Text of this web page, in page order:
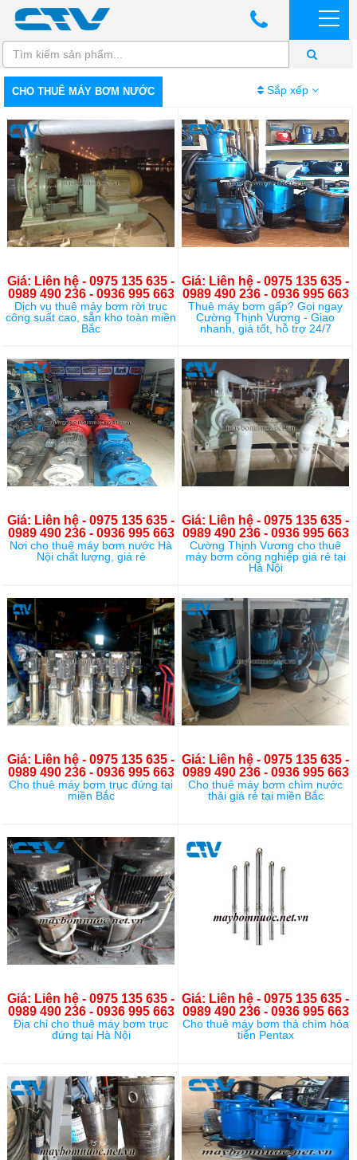
CHO THUÊ MÁY BƠM NƯỚC Sắp xếp
Giá: Liên hệ - 0975 135 635 -
0989 490 236 - 0936 995 663
Dịch vụ thuê máy bơm rời trục
công suất cao, sẵn kho toàn miền
Bắc
Giá: Liên hệ - 0975 135 635 -
0989 490 236 - 0936 995 663
Thuê máy bơm gấp? Gọi ngay
Cường Thịnh Vương - Giao
nhanh, giá tốt, hỗ trợ 24/7
Giá: Liên hệ - 0975 135 635 -
0989 490 236 - 0936 995 663
Nơi cho thuê máy bơm nước Hà
Nội chất lượng, giá rẻ
Giá: Liên hệ - 0975 135 635 -
0989 490 236 - 0936 995 663
Cường Thịnh Vương cho thuê
máy bơm công nghiệp giá rẻ tại
Hà Nội
Giá: Liên hệ - 0975 135 635 -
0989 490 236 - 0936 995 663
Cho thuê máy bơm trục đứng tại
miền Bắc
Giá: Liên hệ - 0975 135 635 -
0989 490 236 - 0936 995 663
Cho thuê máy bơm chìm nước
thải giá rẻ tại miền Bắc
Giá: Liên hệ - 0975 135 635 -
0989 490 236 - 0936 995 663
Địa chỉ cho thuê máy bơm trục
đứng tại Hà Nội
Giá: Liên hệ - 0975 135 635 -
0989 490 236 - 0936 995 663
Cho thuê máy bơm thả chìm hỏa
tiễn Pentax